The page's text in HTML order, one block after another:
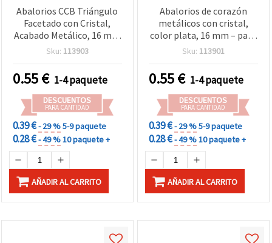
Abalorios CCB Triángulo
Facetado con Cristal,
Acabado Metálico, 16 mm
- 10 piezas
Sku: 113903
0.55€ 1-4 paquete
DESCUENTOS
PARA CANTIDAD
0.39 €- 29 %5-9 paquete
0.28 €- 49 %10 paquete +
AÑADIR AL CARRITO
Abalorios de corazón
metálicos con cristal,
color plata, 16 mm – pack
de 10, perfectos para
bisutería romántica DIY
Sku: 113901
0.55€ 1-4 paquete
DESCUENTOS
PARA CANTIDAD
0.39 €- 29 %5-9 paquete
0.28 €- 49 %10 paquete +
AÑADIR AL CARRITO